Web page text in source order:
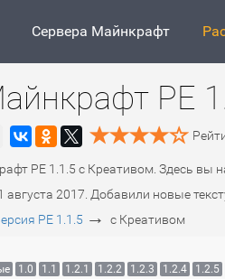
Сервера Майнкрафт
PE
PE 1.1.5 c Креативом. Здесь вы
2017. Добавили новые
PE 1.1.5 → c Креативом
1.0 1.1 1.2.1 1.2.2 1.2.3 1.2.4 1.2.5